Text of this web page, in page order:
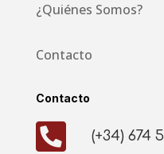
¿Quiénes Somos?
Contacto
Contacto
 (+34) 674